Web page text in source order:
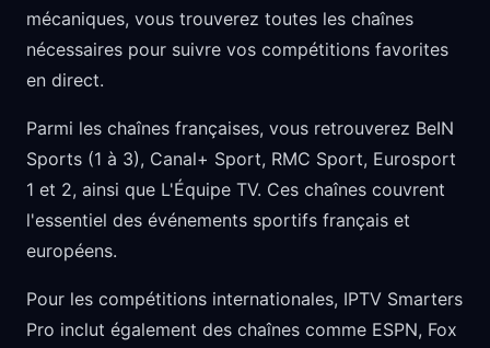
mécaniques, vous trouverez toutes les chaînes
nécessaires pour suivre vos compétitions favorites
en direct.
Parmi les chaînes françaises, vous retrouverez BeIN
Sports (1 à 3), Canal+ Sport, RMC Sport, Eurosport
1 et 2, ainsi que L'Équipe TV. Ces chaînes couvrent
l'essentiel des événements sportifs français et
européens.
Pour les compétitions internationales, IPTV Smarters
Pro inclut également des chaînes comme ESPN, Fox